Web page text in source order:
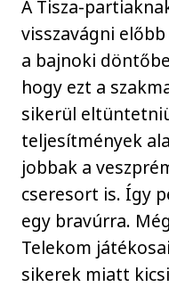
A Tisza-
visszavágni
a bajnoki
hogy ezt a
sikerül
teljesítmények
jobbak a
cseresort is. Így
egy bravúrra.
Telekom
sikerek miatt